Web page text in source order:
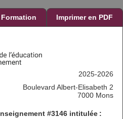
Formation Imprimer en PDF
2025-2026
Boulevard Albert-Elisabeth 2
7000 Mons
#3146 intitulée :